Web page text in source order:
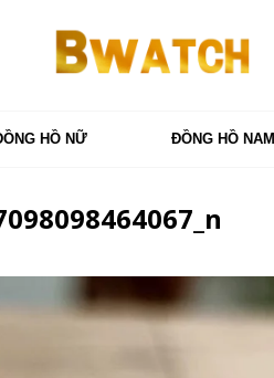
HỒ NỮ ĐỒNG HỒ NAM